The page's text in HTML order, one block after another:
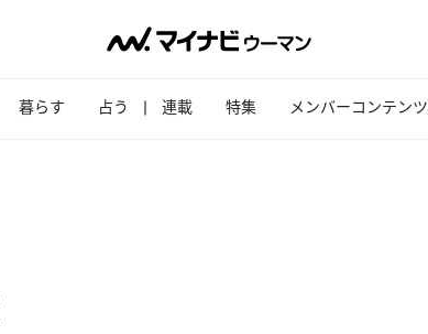
暮らす 占う 連載 特集 メンバーコンテンツ